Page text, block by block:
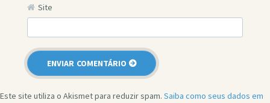
Site
Este site utiliza o Akismet para reduzir spam. Saiba como seus dados em